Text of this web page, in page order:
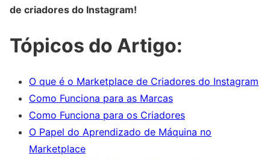
de criadores do Instagram!
Tópicos do Artigo:
O que é o Marketplace de Criadores do Instagram
Como Funciona para as Marcas
Como Funciona para os Criadores
O Papel do Aprendizado de Máquina no
Marketplace